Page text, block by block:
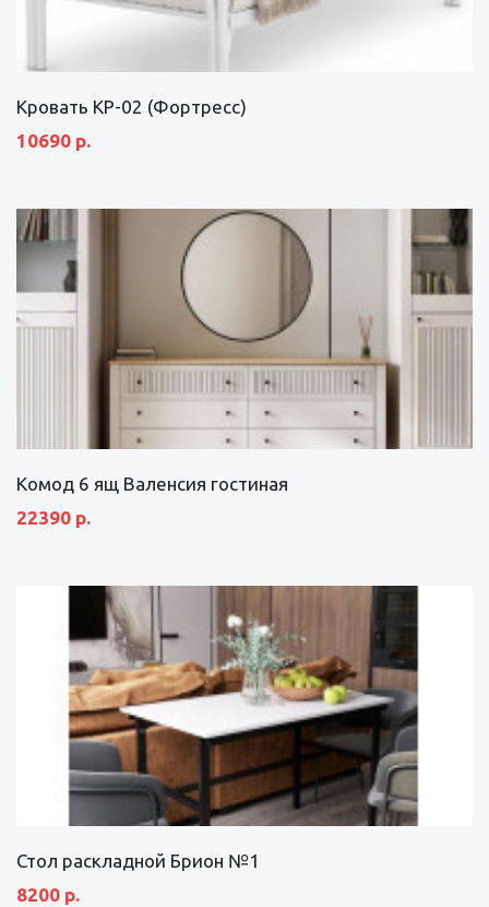
Кровать КР-02 (Фортресс)
10690 р.
Комод 6 ящ Валенсия гостиная
22390 р.
Стол раскладной Брион №1
8200 р.